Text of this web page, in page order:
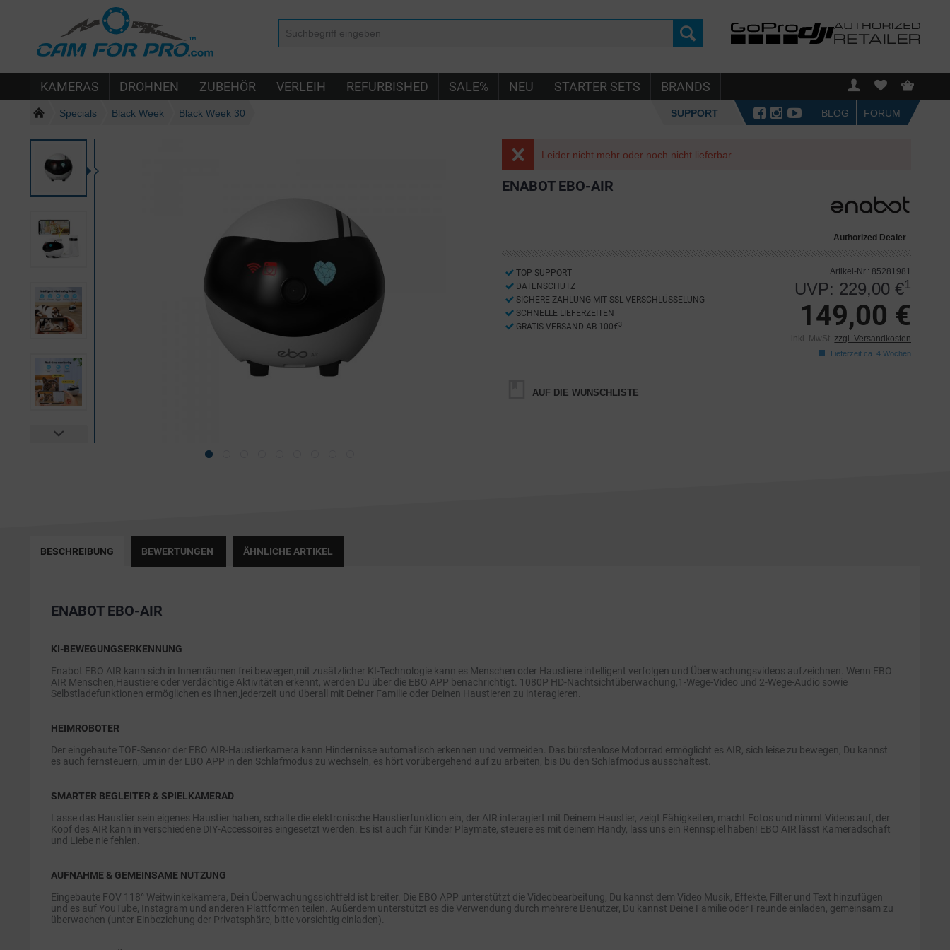
KAMERAS DROHNEN ZUBEHÖR VERLEIH REFURBISHED SALE% NEU STARTER SETS BRANDS
Specials Black Week Black Week 30 SUPPORT BLOG FORUM
Leider nicht mehr oder noch nicht lieferbar.
ENABOT EBO-AIR
Authorized Dealer
TOP SUPPORT
DATENSCHUTZ
SICHERE ZAHLUNG MIT SSL-VERSCHLÜSSELUNG
SCHNELLE LIEFERZEITEN
GRATIS VERSAND AB 100€ 3
Artikel-Nr.: 85281981
UVP: 229,00 €1
149,00 €
inkl. MwSt.zzgl. Versandkosten
Lieferzeit ca. 4 Wochen
AUF DIE WUNSCHLISTE
BESCHREIBUNG BEWERTUNGEN ÄHNLICHE ARTIKEL
ENABOT EBO-AIR
KI-BEWEGUNGSERKENNUNG
Enabot EBO AIR kann sich in Innenräumen frei bewegen,mit zusätzlicher KI-Technologie kann es Menschen oder Haustiere intelligent verfolgen und Überwachungsvideos aufzeichnen. Wenn EBO
AIR Menschen,Haustiere oder verdächtige Aktivitäten erkennt, werden Du über die EBO APP benachrichtigt. 1080P HD-Nachtsichtüberwachung,1-Wege-Video und 2-Wege-Audio sowie
Selbstladefunktionen ermöglichen es Ihnen,jederzeit und überall mit Deiner Familie oder Deinen Haustieren zu interagieren.
HEIMROBOTER
Der eingebaute TOF-Sensor der EBO AIR-Haustierkamera kann Hindernisse automatisch erkennen und vermeiden. Das bürstenlose Motorrad ermöglicht es AIR, sich leise zu bewegen, Du kannst
es auch fernsteuern, um in der EBO APP in den Schlafmodus zu wechseln, es hört vorübergehend auf zu arbeiten, bis Du den Schlafmodus ausschaltest.
SMARTER BEGLEITER & SPIELKAMERAD
Lasse das Haustier sein eigenes Haustier haben, schalte die elektronische Haustierfunktion ein, der AIR interagiert mit Deinem Haustier, zeigt Fähigkeiten, macht Fotos und nimmt Videos auf, der
Kopf des AIR kann in verschiedene DIY-Accessoires eingesetzt werden. Es ist auch für Kinder Playmate, steuere es mit deinem Handy, lass uns ein Rennspiel haben! EBO AIR lässt Kameradschaft
und Liebe nie fehlen.
AUFNAHME & GEMEINSAME NUTZUNG
Eingebaute FOV 118° Weitwinkelkamera, Dein Überwachungssichtfeld ist breiter. Die EBO APP unterstützt die Videobearbeitung, Du kannst dem Video Musik, Effekte, Filter und Text hinzufügen
und es auf YouTube, Instagram und anderen Plattformen teilen. Außerdem unterstützt es die Verwendung durch mehrere Benutzer, Du kannst Deine Familie oder Freunde einladen, gemeinsam zu
überwachen (unter Einbeziehung der Privatsphäre, bitte vorsichtig einladen).